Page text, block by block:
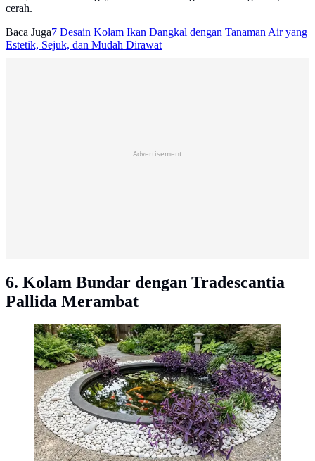
cerah.
Baca Juga7 Desain Kolam Ikan Dangkal dengan Tanaman Air yang
Estetik, Sejuk, dan Mudah Dirawat
Advertisement
6. Kolam Bundar dengan Tradescantia
Pallida Merambat